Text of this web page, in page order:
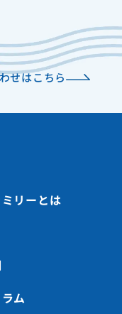
せはこちら
リーとは
ム